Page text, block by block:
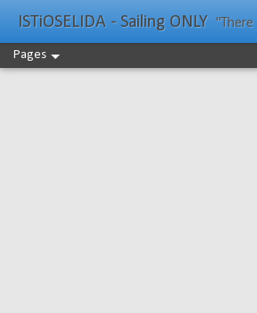
ISTiOSELIDA - Sailing ONLY "There is nothing - absolutely nothing -
Pages